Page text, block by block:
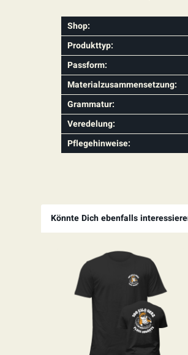
Shop:
Produkttyp:
Passform:
Materialzusammensetzung:
Grammatur:
Veredelung:
Pflegehinweise:
Könnte Dich ebenfalls